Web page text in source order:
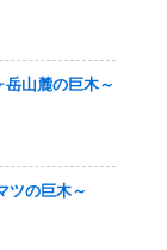
山麓の巨木～
ツの巨木～